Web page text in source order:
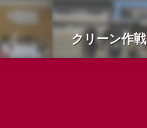
クリーン作戦